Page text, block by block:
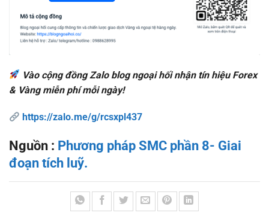
Vào cộng đồng Zalo blog ngoại hối nhận tín hiệu Forex
& Vàng miễn phí mỗi ngày!
https://zalo.me/g/rcsxpl437
Nguồn : Phương pháp SMC phần 8- Giai
đoạn tích luỹ.